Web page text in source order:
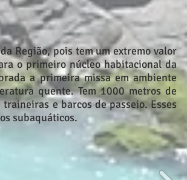
Região, pois tem um extremo valor
o primeiro núcleo habitacional da
a primeira missa em ambiente
quente. Tem 1000 metros de
e barcos de passeio. Esses
subaquáticos.